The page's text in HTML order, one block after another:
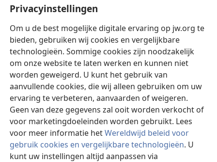
Privacyinstellingen
Om u de best mogelijke digitale ervaring op jw.org te
bieden, gebruiken wij cookies en vergelijkbare
technologieën. Sommige cookies zijn noodzakelijk
om onze website te laten werken en kunnen niet
worden geweigerd. U kunt het gebruik van
aanvullende cookies, die wij alleen gebruiken om uw
ervaring te verbeteren, aanvaarden of weigeren.
Geen van deze gegevens zal ooit worden verkocht of
voor marketingdoeleinden worden gebruikt. Lees
voor meer informatie hetWereldwijd beleid voor
gebruik cookies en vergelijkbare technologieën. U
kunt uw instellingen altijd aanpassen via
bespreken en patiënten te helpen om keuzes te maken die passen bij hun
medische conditie en overeenstemmen met hun wensen, normen en waarden
acceptabel voor alle patiënten.
Patiënten: Raadpleeg in verband met aandoeningen of behandelingen altijd
uw huisarts of een andere gekwalificeerde medische professional. Ga naar een
dokter als u vermoedt dat u ziek bent.
Door deze website te gebruiken stemt u in met de gebruiksvoorwaarden.
Weergave-instellingen